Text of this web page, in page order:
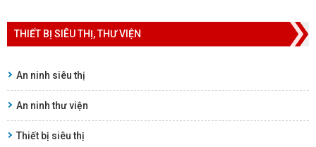
THIẾT BỊ SIÊU THỊ, THƯ VIỆN
An ninh siêu thị
An ninh thư viện
Thiết bị siêu thị
TRANG CHỦ
THIẾT BỊ SIÊU THỊ, THƯ VIỆN